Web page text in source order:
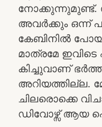
നോക്കുന്നുമുണ്ട്.
അവർക്കും ഒന്ന്
കേബിനിൽ
മാത്രമേ
കിച്ചുവാണ്
അറിയത്തില്ല.
ചിലരൊക്കെ
ഡിവോഴ്സ് ആയ